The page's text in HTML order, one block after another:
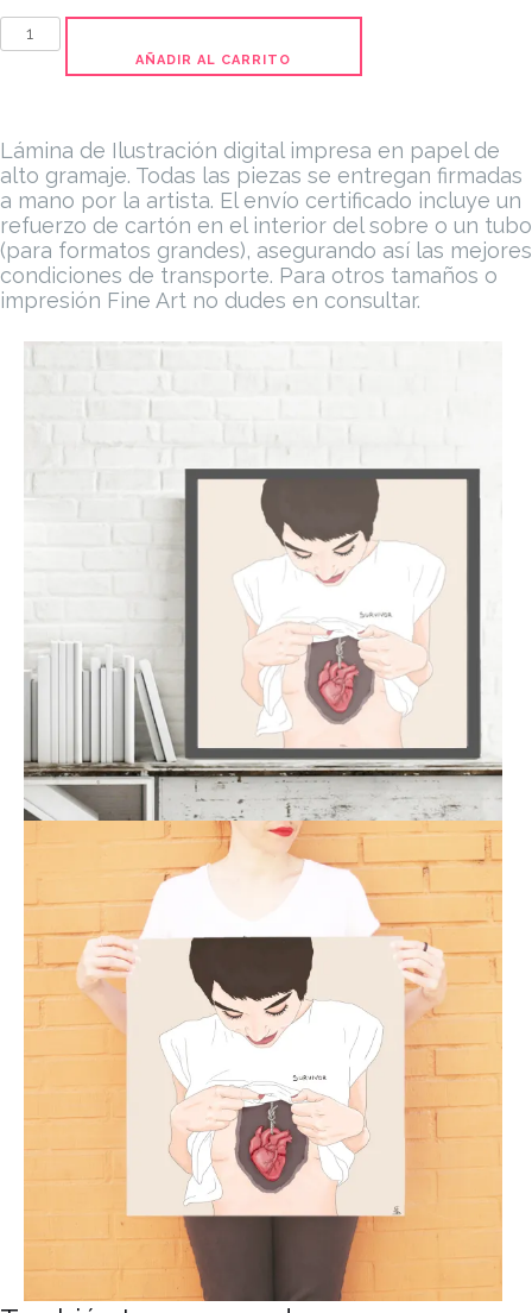
19,00 €
Atar
digital
en
alto
gramaje
cantidad
AÑADIR AL CARRITO
Lámina de Ilustración digital impresa en papel de
alto gramaje. Todas las piezas se entregan firmadas
a mano por la artista. El envío certificado incluye un
refuerzo de cartón en el interior del sobre o un tubo
(para formatos grandes), asegurando así las mejores
condiciones de transporte. Para otros tamaños o
impresión Fine Art no dudes en consultar.